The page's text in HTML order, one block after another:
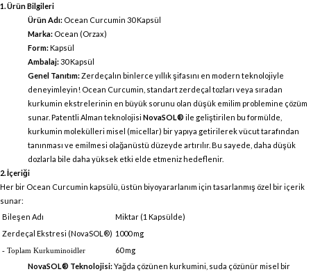
1. Ürün Bilgileri
Ürün Adı: Ocean Curcumin 30 Kapsül
Marka: Ocean (Orzax)
Form:Kapsül
Ambalaj:30 Kapsül
Genel Tanıtım:Zerdeçalın binlerce yıllık şifasını en modern teknolojiyle
deneyimleyin! Ocean Curcumin, standart zerdeçal tozları veya sıradan
kurkumin ekstrelerinin en büyük sorunu olan düşük emilim problemine çözüm
sunar. Patentli Alman teknolojisi NovaSOL® ile geliştirilen bu formülde,
kurkumin molekülleri misel (micellar) bir yapıya getirilerek vücut tarafından
tanınması ve emilmesi olağanüstü düzeyde artırılır. Bu sayede, daha düşük
dozlarla bile daha yüksek etki elde etmeniz hedeflenir.
2. İçeriği
Her bir Ocean Curcumin kapsülü, üstün biyoyararlanım için tasarlanmış özel bir içerik
sunar:
Bileşen Adı
Miktar (1 Kapsülde)
Zerdeçal Ekstresi (NovaSOL®) 1000 mg
- Toplam Kurkuminoidler
60 mg
NovaSOL® Teknolojisi:Yağda çözünen kurkumini, suda çözünür misel bir